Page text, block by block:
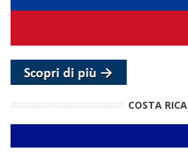
COSTA RICA